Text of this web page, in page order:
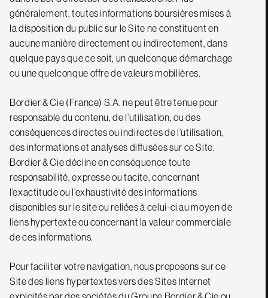
généralement, toutes informations boursières mises à
la disposition du public sur le Site ne constituent en
aucune manière directement ou indirectement, dans
quelque pays que ce soit, un quelconque démarchage
ou une quelconque offre de valeurs mobilières.
Bordier & Cie (France) S.A. ne peut être tenue pour
responsable du contenu, de l’utilisation, ou des
conséquences directes ou indirectes de l’utilisation,
des informations et analyses diffusées sur ce Site.
Bordier & Cie décline en conséquence toute
responsabilité, expresse ou tacite, concernant
l’exactitude ou l’exhaustivité des informations
disponibles sur le site ou reliées à celui-ci au moyen de
liens hypertexte ou concernant la valeur commerciale
de ces informations.
Pour faciliter votre navigation, nous proposons sur ce
Site des liens hypertextes vers des Sites Internet